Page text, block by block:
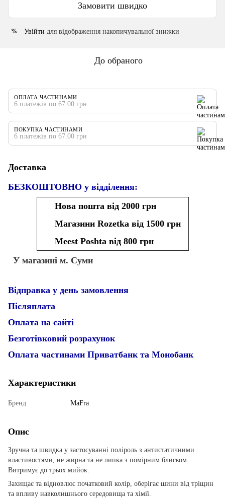
Замовити швидко
% Увійти для відображення накопичувальної знижки
До обраного
ОПЛАТА ЧАСТИНАМИ
6 платежів по 67.00 грн
ПОКУПКА ЧАСТИНАМИ
6 платежів по 67.00 грн
Доставка
БЕЗКОШТОВНО у відділення:
Нова пошта від 2000 грн
Магазини Rozetka від 1500 грн
Meest Poshta від 800 грн
У магазині м. Суми
Відправка у день замовлення
Післяплата
Оплата на сайті
Безготівковий розрахунок
Оплата частинами Приватбанк та Монобанк
Характеристики
Бренд MaFra
Опис
Зручна та швидка у застосуванні поліроль з антистатичними
властивостями, не жирна та не липка з помірним блиском.
Витримує до трьох мийок.
Захищає та відновлює початковий колір, оберігає шини від тріщин
та впливу навколишнього середовища та хімії.